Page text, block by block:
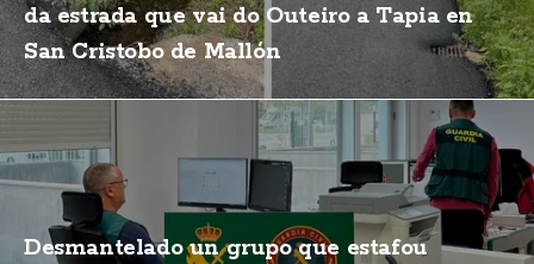
da estrada que vai do Outeiro a Tapia en
San Cristobo de Mallón
Desmantelado un grupo que estafou